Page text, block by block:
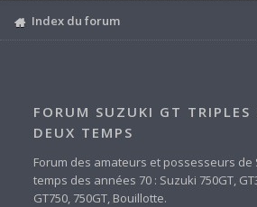
Index du forum
FORUM SUZUKI GT TRIPLES
DEUX TEMPS
Forum des amateurs et possesseurs de
temps des années 70 : Suzuki 750GT,
GT750, 750GT, Bouillotte.